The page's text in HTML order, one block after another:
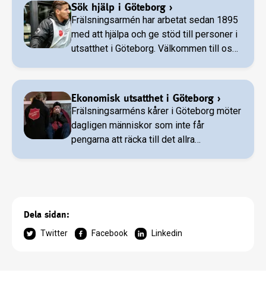
Sök hjälp i Göteborg ›
Frälsningsarmén har arbetat sedan 1895
med att hjälpa och ge stöd till personer i
utsatthet i Göteborg. Välkommen till oss
sociala arbete.
Ekonomisk utsatthet i Göteborg ›
Frälsningsarméns kårer i Göteborg möter
dagligen människor som inte får
pengarna att räcka till det allra
Dela sidan:
Twitter Facebook Linkedin